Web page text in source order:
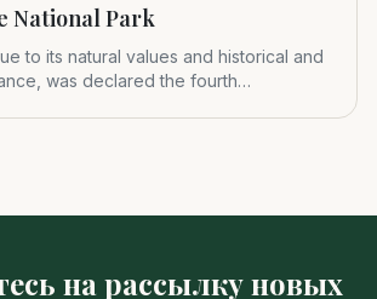
National Park
to its natural values and historical and
was declared the fourth
на рассылку новых